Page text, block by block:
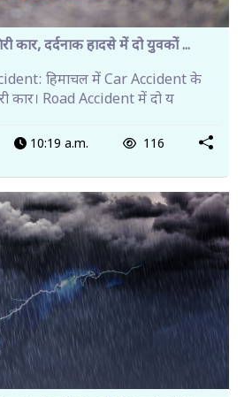
कार, दर्दनाक हादसे में दो युवकों ...
हिमाचल में Car Accident के
कार। Road Accident में दो य
10:19 a.m. 116